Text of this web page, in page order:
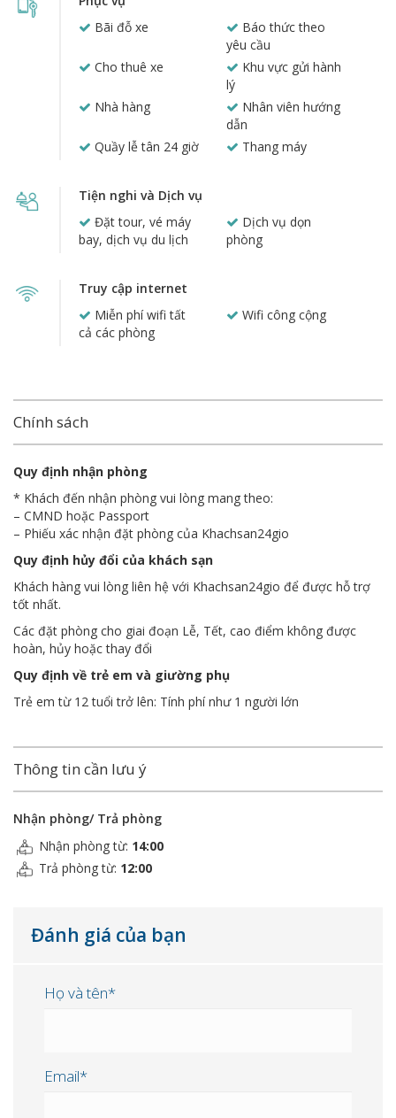
Bãi đỗ xe
Báo thức theo
yêu cầu
Cho thuê xe
Khu vực gửi hành
lý
Nhà hàng
Nhân viên hướng
dẫn
Quầy lễ tân 24 giờ
Thang máy
Tiện nghi và Dịch vụ
Đặt tour, vé máy
bay, dịch vụ du lịch
Dịch vụ dọn
phòng
Truy cập internet
Miễn phí wifi tất
cả các phòng
Wifi công cộng
Chính sách
Quy định nhận phòng
* Khách đến nhận phòng vui lòng mang theo:
– CMND hoặc Passport
– Phiếu xác nhận đặt phòng của Khachsan24gio
Quy định hủy đổi của khách sạn
Khách hàng vui lòng liên hệ với Khachsan24gio để được hỗ trợ
tốt nhất.
Các đặt phòng cho giai đoạn Lễ, Tết, cao điểm không được
hoàn, hủy hoặc thay đổi
Quy định về trẻ em và giường phụ
Trẻ em từ 12 tuổi trở lên: Tính phí như 1 người lớn
Thông tin cần lưu ý
Nhận phòng/ Trả phòng
Nhận phòng từ: 14:00
Trả phòng từ: 12:00
Đánh giá của bạn
Họ và tên*
Email*